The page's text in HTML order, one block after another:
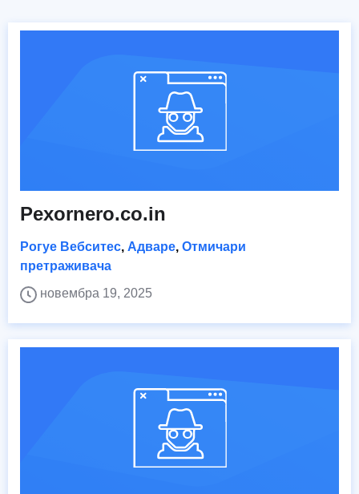
Pexornero.co.in
Рогуе Вебситес, Адваре, Отмичари
претраживача
новембра 19, 2025